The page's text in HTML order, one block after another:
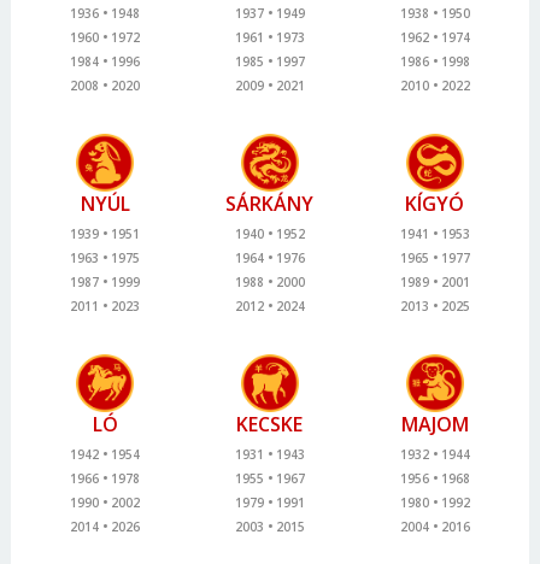
1936
1948
1960
1972
1984
1996
2008
2020
1937
1949
1961
1973
1985
1997
2009
2021
1938
1950
1962
1974
1986
1998
2010
2022
NYÚL
1939
1951
1963
1975
1987
1999
2011
2023
SÁRKÁNY
1940
1952
1964
1976
1988
2000
2012
2024
KÍGYÓ
1941
1953
1965
1977
1989
2001
2013
2025
LÓ
1942
1954
1966
1978
1990
2002
2014
2026
KECSKE
1931
1943
1955
1967
1979
1991
2003
2015
MAJOM
1932
1944
1956
1968
1980
1992
2004
2016